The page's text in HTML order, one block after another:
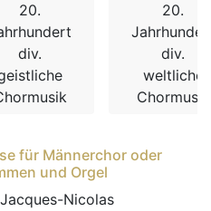
20.
div.
20.
div.
weltliche
Chormusik
für Männerchor oder
und Orgel
Nicolas